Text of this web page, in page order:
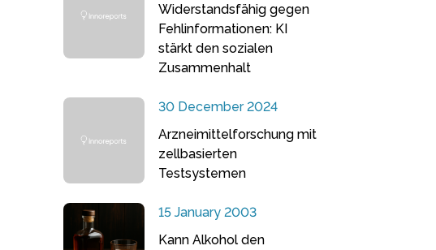
Widerstandsfähig gegen
Fehlinformationen: KI
stärkt den sozialen
Zusammenhalt
30 December 2024
Arzneimittelforschung mit
zellbasierten
Testsystemen
15 January 2003
Kann Alkohol den